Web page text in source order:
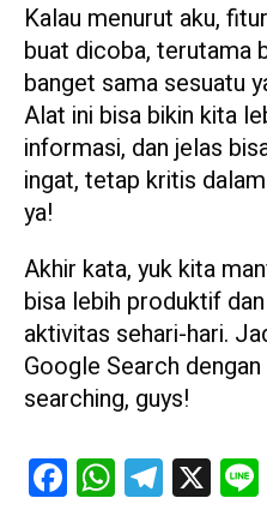
Kalau menurut aku,
buat dicoba, terutama
banget sama sesuatu
Alat ini bisa bikin kita
informasi, dan jelas
ingat, tetap kritis
ya!
Akhir kata, yuk kita
bisa lebih produktif
aktivitas sehari-hari.
Google Search dengan
searching, guys!
FacebookWhatsAppTelegram
X